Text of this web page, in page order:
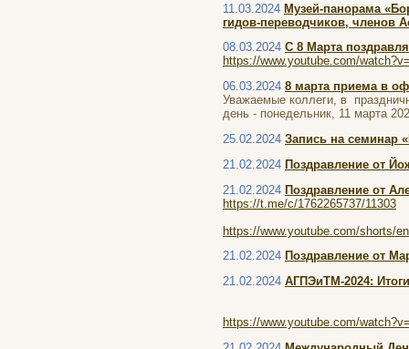
11.03.2024 Музей-панорама
гидов-переводчиков, членов
08.03.2024 С 8 Марта
https://www.youtube.com/
06.03.2024 8 марта приема в
Уважаемые коллеги, в
день - понедельник, 11 марта
25.02.2024 Запись на семинар
21.02.2024 Поздравление от
21.02.2024 Поздравление от
https://t.me/c/1762265737/11303
https://www.youtube.com/shorts/
21.02.2024 Поздравление от
21.02.2024 АГПЭиТМ-2024:
https://www.youtube.com/